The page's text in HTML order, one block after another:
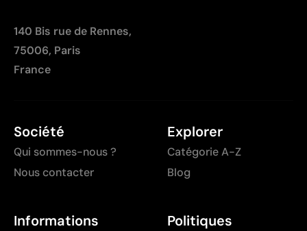
140 Bis rue de Rennes,
75006, Paris
France
Société
Qui sommes-nous ?
Nous contacter
Explorer
Catégorie A-Z
Blog
Informations
Politiques